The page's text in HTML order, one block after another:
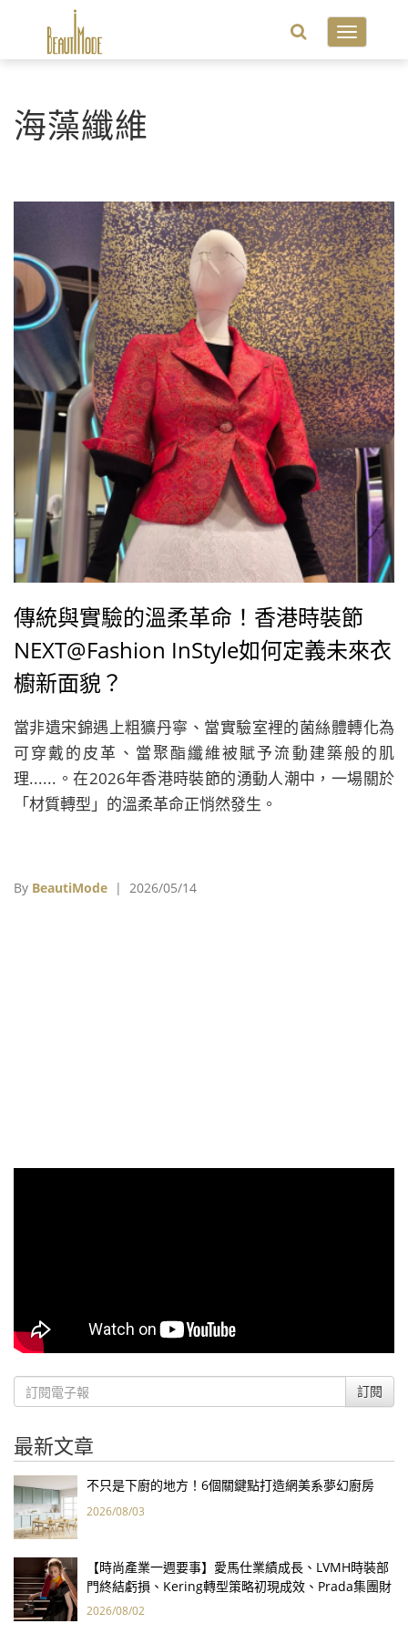
Toggle
海藻纖維
傳統與實驗的溫柔革命！香港時裝節
NEXT@Fashion InStyle如何定義未來衣
櫥新面貌？
當非遺宋錦遇上粗獷丹寧、當實驗室裡的菌絲體轉化為
可穿戴的皮革、當聚酯纖維被賦予流動建築般的肌
理......。在2026年香港時裝節的湧動人潮中，一場關於
「材質轉型」的溫柔革命正悄然發生。
By BeautiMode | 2026/05/14
訂閱
最新文章
不只是下廚的地方！6個關鍵點打造網美系夢幻廚房
2026/08/03
【時尚產業一週要事】愛馬仕業績成長、LVMH時裝部
門終結虧損、Kering轉型策略初現成效、Prada集團財
報亮眼
2026/08/02